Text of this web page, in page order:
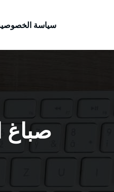
سياسة